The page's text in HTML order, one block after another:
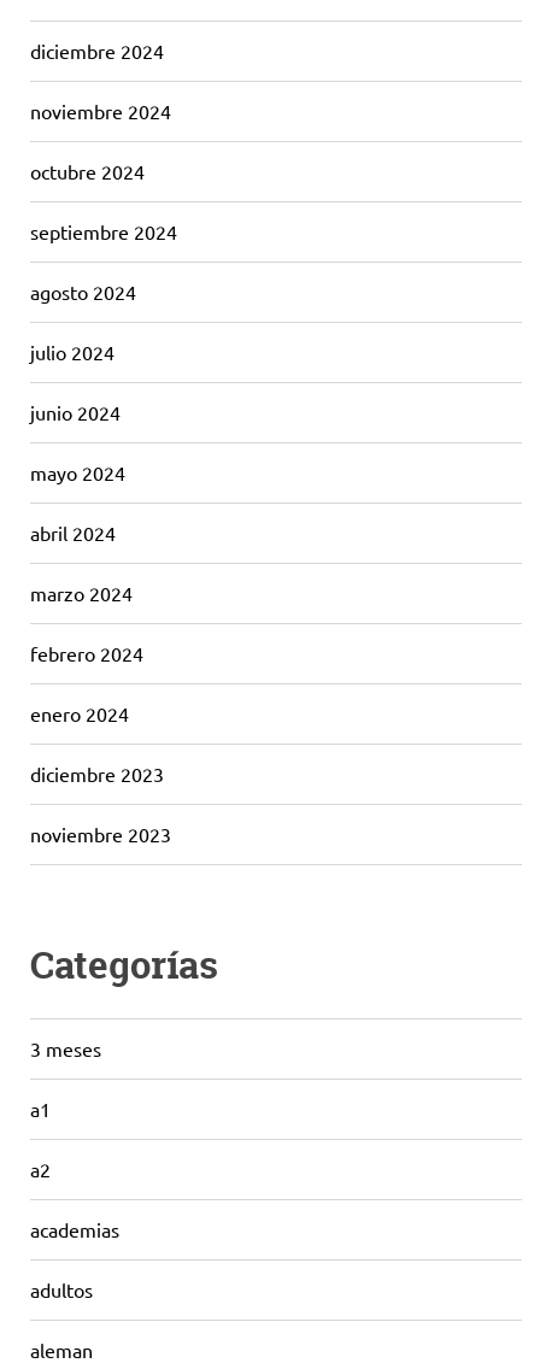
diciembre 2024
noviembre 2024
octubre 2024
septiembre 2024
agosto 2024
julio 2024
junio 2024
mayo 2024
abril 2024
marzo 2024
febrero 2024
enero 2024
diciembre 2023
noviembre 2023
Categorías
3 meses
a1
a2
academias
adultos
aleman